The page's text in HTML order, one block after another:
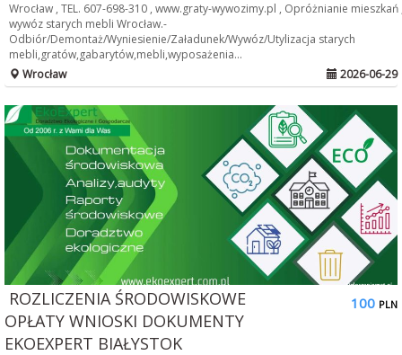
Wrocław , TEL. 607-698-310 , www.graty-wywozimy.pl , Opróżnianie mieszkań
wywóz starych mebli Wrocław.-
Odbiór/Demontaż/Wyniesienie/Załadunek/Wywóz/Utylizacja starych
mebli,gratów,gabarytów,mebli,wyposażenia...
Wrocław
2026-06-29
ROZLICZENIA ŚRODOWISKOWE
OPŁATY WNIOSKI DOKUMENTY
EKOEXPERT BIAŁYSTOK
100 PLN